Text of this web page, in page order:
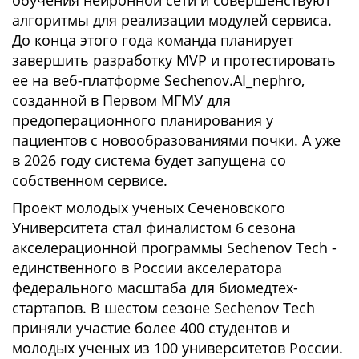
алгоритмы для реализации модулей сервиса.
До конца этого года команда планирует
завершить разработку MVP и протестировать
ее на веб-платформе Sechenov.AI_nephro,
созданной в Первом МГМУ для
предоперационного планирования у
пациентов с новообразованиями почки. А уже
в 2026 году система будет запущена со
собственном сервисе.
Проект молодых ученых Сеченовского
Университета стал финалистом 6 сезона
акселерационной программы Sechenov Tech -
единственного в России акселератора
федерального масштаба для биомедтех-
стартапов. В шестом сезоне Sechenov Tech
приняли участие более 400 студентов и
молодых ученых из 100 университетов России.